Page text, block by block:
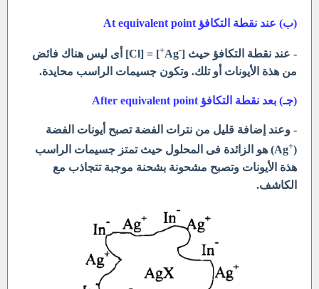
(ب) عند نقطة التكافؤ At equivalent point
- عند نقطة التكافؤ حيث [-
Ag
+
] = [Cl] أى ليس هناك فائض
من هذة الأيونات أو تلك. وتكون جسيمات الراسب محايدة.
(جـ) بعد نقطة التكافؤ After equivalent point
- وعند إضافة قليل من نترات الفضة تصبح أيونات الفضة
(
+
Ag) هو الزائدة فى المحلول حيث تمتز جسيمات الراسب
هذة الأيونات وتصبح مشحونة بشحنة موجبة تتجاذب مع
الكاشف.